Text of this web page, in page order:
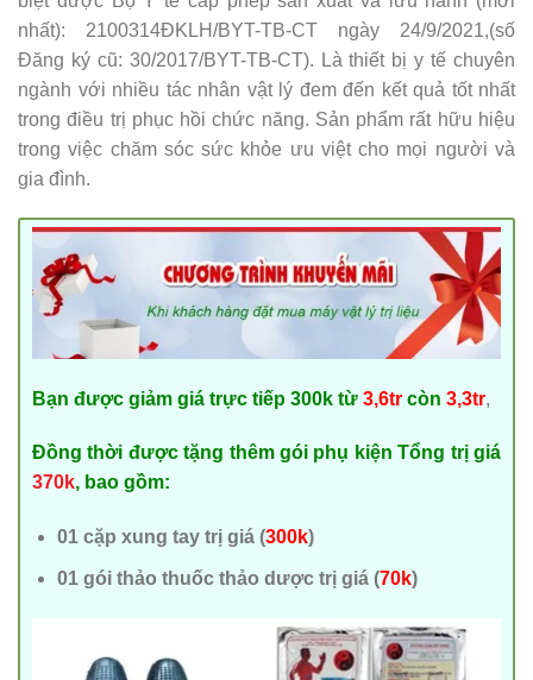
nhất): 2100314ĐKLH/BYT-TB-CT ngày 24/9/2021,(số
Đăng ký cũ: 30/2017/BYT-TB-CT). Là thiết bị y tế chuyên
ngành với nhiều tác nhân vật lý đem đến kết quả tốt nhất
trong điều trị phục hồi chức năng. Sản phẩm rất hữu hiệu
trong việc chăm sóc sức khỏe ưu việt cho mọi người và
gia đình.
Bạn được giảm giá trực tiếp 300k từ 3,6tr còn 3,3tr,
Đồng thời được tặng thêm gói phụ kiện Tổng trị giá
370k, bao gồm:
01 cặp xung tay trị giá (300k)
01 gói thảo thuốc thảo dược trị giá (70k)